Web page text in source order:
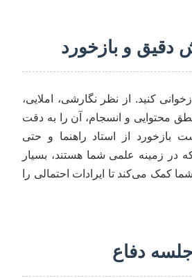
دقیق و بازخورد
کنید. از نظر نگارشی، املایی،
محتوایی و انسجام، آن را به دقت
بازخورد از استاد راهنما و حتی
در زمینه علمی شما هستند، بسیار
کمک می‌کند تا ایرادات احتمالی را
دفاع